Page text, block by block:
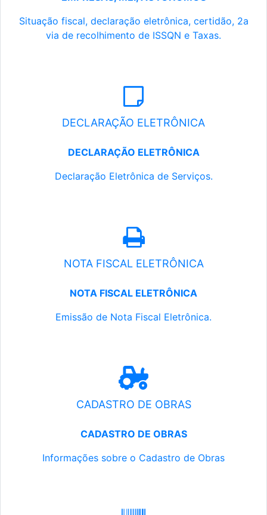
Situação fiscal, declaração eletrônica, certidão, 2a
via de recolhimento de ISSQN e Taxas.
DECLARAÇÃO ELETRÔNICA
DECLARAÇÃO ELETRÔNICA
Declaração Eletrônica de Serviços.
NOTA FISCAL ELETRÔNICA
NOTA FISCAL ELETRÔNICA
Emissão de Nota Fiscal Eletrônica.
CADASTRO DE OBRAS
CADASTRO DE OBRAS
Informações sobre o Cadastro de Obras